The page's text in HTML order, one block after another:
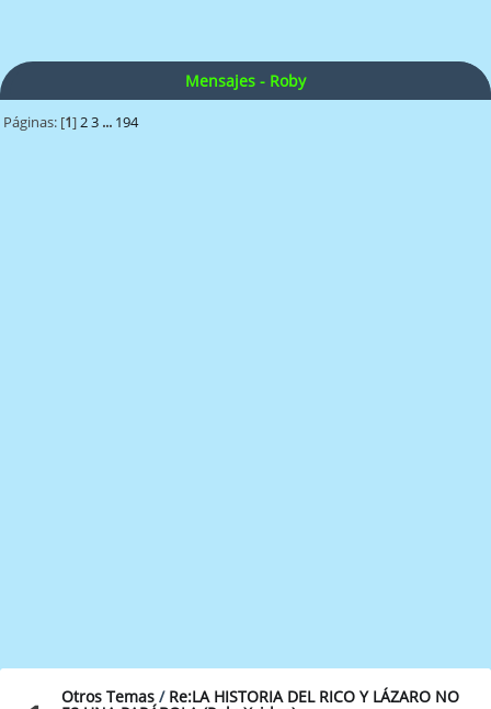
Mensajes - Roby
Páginas: [1]2 3 ... 194
Otros Temas / Re:LA HISTORIA DEL RICO Y LÁZARO NO